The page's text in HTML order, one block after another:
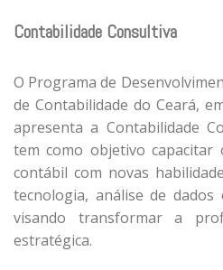
Contabilidade Consultiva
O Programa de
de Contabilidade do Ceará,
apresenta a Contabilidade
tem como objetivo capacitar
contábil com novas
tecnologia, análise de dados
visando transformar a
estratégica.